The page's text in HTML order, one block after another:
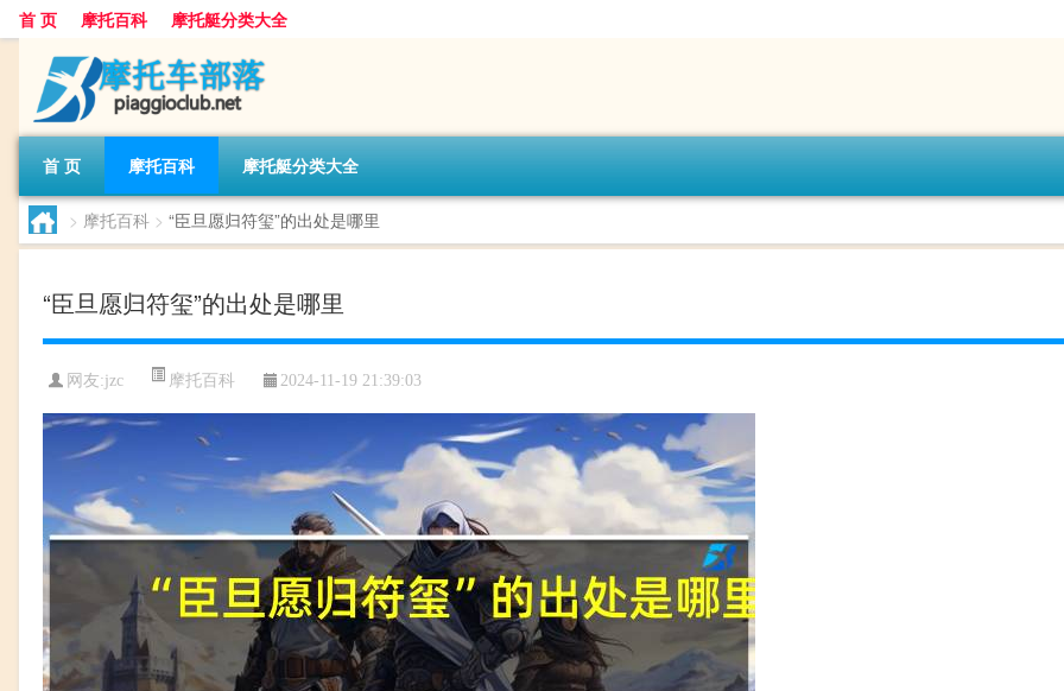
首 页 摩托百科 摩托艇分类大全
首 页 摩托百科 摩托艇分类大全
> 摩托百科 > “臣旦愿归符玺”的出处是哪里
“臣旦愿归符玺”的出处是哪里
网友:jzc 摩托百科 2024-11-19 21:39:03